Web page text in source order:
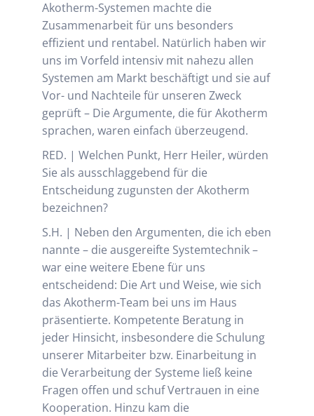
Akotherm-Systemen machte die
Zusammenarbeit für uns besonders
effizient und rentabel. Natürlich haben wir
uns im Vorfeld intensiv mit nahezu allen
Systemen am Markt beschäftigt und sie auf
Vor- und Nachteile für unseren Zweck
geprüft – Die Argumente, die für Akotherm
sprachen, waren einfach überzeugend.
RED. | Welchen Punkt, Herr Heiler, würden
Sie als ausschlaggebend für die
Entscheidung zugunsten der Akotherm
bezeichnen?
S.H. | Neben den Argumenten, die ich eben
nannte – die ausgereifte Systemtechnik –
war eine weitere Ebene für uns
entscheidend: Die Art und Weise, wie sich
das Akotherm-Team bei uns im Haus
präsentierte. Kompetente Beratung in
jeder Hinsicht, insbesondere die Schulung
unserer Mitarbeiter bzw. Einarbeitung in
die Verarbeitung der Systeme ließ keine
Fragen offen und schuf Vertrauen in eine
Kooperation. Hinzu kam die